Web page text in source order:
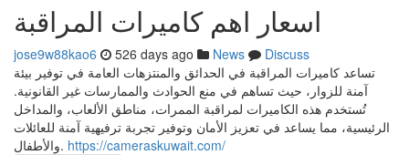
اسعار اهم كاميرات المراقبة
jose9w88kao6 526 days ago News
Discuss
تساعد كاميرات المراقبة في الحدائق والمنتزهات العامة في توفير بيئة
آمنة للزوار، حيث تساهم في منع الحوادث والممارسات غير القانونية.
تُستخدم هذه الكاميرات لمراقبة الممرات، مناطق الألعاب، والمداخل
الرئيسية، مما يساعد في تعزيز الأمان وتوفير تجربة ترفيهية آمنة للعائلات
والأطفال. https://cameraskuwait.com/